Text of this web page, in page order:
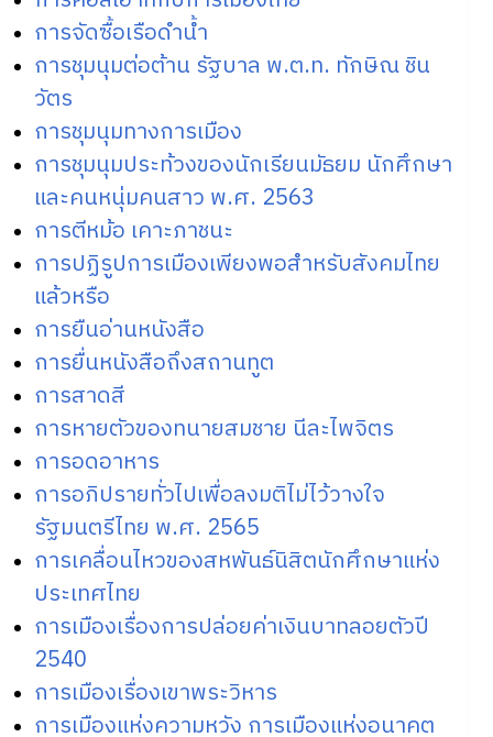
การจัดซื้อเรือดำน้ำ
การชุมนุมต่อต้าน รัฐบาล พ.ต.ท. ทักษิณ ชิน
วัตร
การชุมนุมทางการเมือง
การชุมนุมประท้วงของนักเรียนมัธยม นักศึกษา
และคนหนุ่มคนสาว พ.ศ. 2563
การตีหม้อ เคาะภาชนะ
การปฏิรูปการเมืองเพียงพอสำหรับสังคมไทย
แล้วหรือ
การยืนอ่านหนังสือ
การยื่นหนังสือถึงสถานทูต
การสาดสี
การหายตัวของทนายสมชาย นีละไพจิตร
การอดอาหาร
การอภิปรายทั่วไปเพื่อลงมติไม่ไว้วางใจ
รัฐมนตรีไทย พ.ศ. 2565
การเคลื่อนไหวของสหพันธ์นิสิตนักศึกษาแห่ง
ประเทศไทย
การเมืองเรื่องการปล่อยค่าเงินบาทลอยตัวปี
2540
การเมืองเรื่องเขาพระวิหาร
การเมืองแห่งความหวัง การเมืองแห่งอนาคต